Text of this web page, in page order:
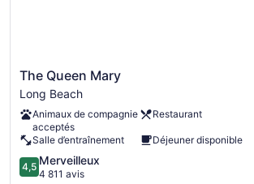
Charging station for electric cars
Breakfast available (surcharge)
Front desk (24 hours)
Express check-in
Express check-out
The
Queen
Mary
Long
Beach
The Queen Mary
Long Beach
Animaux de compagnie
acceptés
Restaurant
Salle d’entraînement Déjeuner disponible
4.5
sur
4,5 Merveilleux
4 811 avis